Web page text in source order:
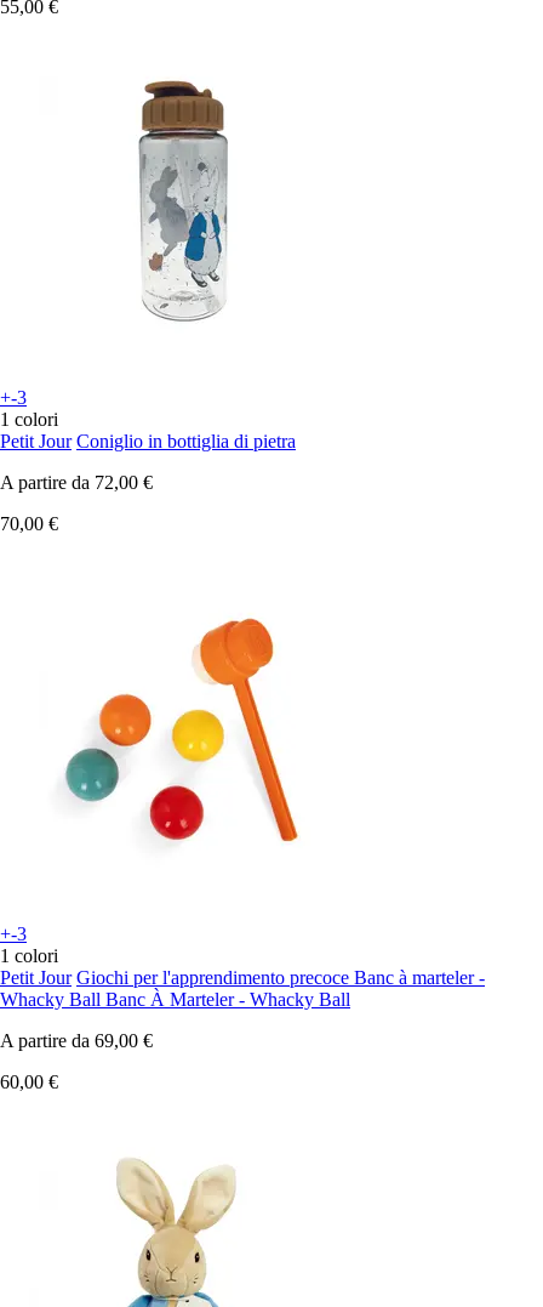
55,00 €
+-3
1 colori
Petit Jour Coniglio in bottiglia di pietra
A partire da 72,00 €
70,00 €
+-3
1 colori
Petit Jour Giochi per l'apprendimento precoce Banc à marteler -
Whacky Ball Banc À Marteler - Whacky Ball
A partire da 69,00 €
60,00 €